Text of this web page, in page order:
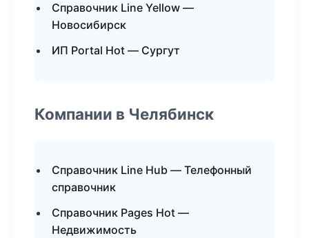
Справочник Line Yellow —
Новосибирск
ИП Portal Hot — Сургут
Компании в Челябинск
Справочник Line Hub — Телефонный
справочник
Справочник Pages Hot —
Недвижимость